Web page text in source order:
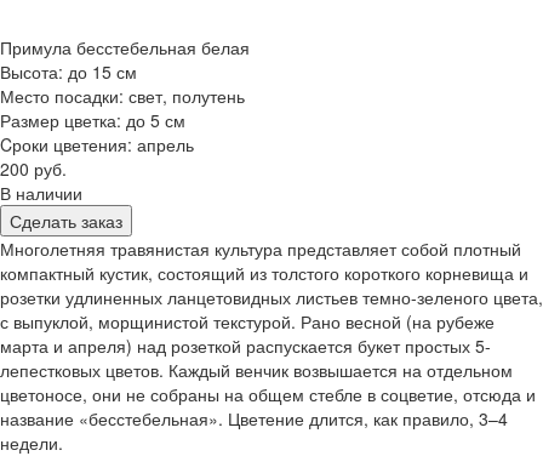
Примула бесстебельная белая
Высота: до 15 см
Место посадки: свет, полутень
Размер цветка: до 5 см
Cроки цветения: апрель
200 руб.
В наличии
Сделать заказ
Многолетняя травянистая культура представляет собой плотный
компактный кустик, состоящий из толстого короткого корневища и
розетки удлиненных ланцетовидных листьев темно-зеленого цвета,
с выпуклой, морщинистой текстурой. Рано весной (на рубеже
марта и апреля) над розеткой распускается букет простых 5-
лепестковых цветов. Каждый венчик возвышается на отдельном
цветоносе, они не собраны на общем стебле в соцветие, отсюда и
название «бесстебельная». Цветение длится, как правило, 3–4
недели.